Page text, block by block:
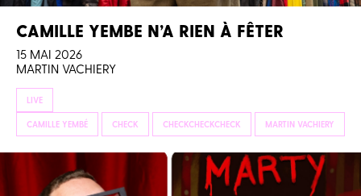
CAMILLE YEMBE N’A RIEN À FÊTER
15 MAI 2026
MARTIN VACHIERY
LIVE
CAMILLE YEMBÉ CHECK CHECKCHECKCHECK MARTIN VACHIERY